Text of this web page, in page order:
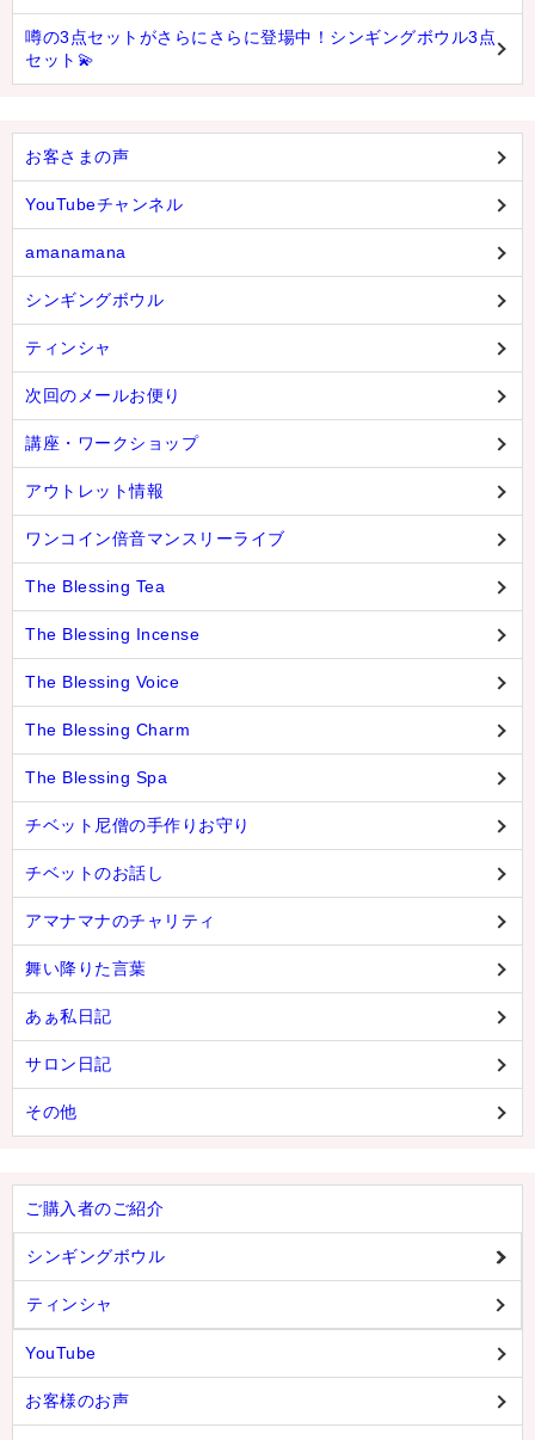
噂の3点セットがさらにさらに登場中！シンギングボウル3点
セット💫
お客さまの声
YouTubeチャンネル
amanamana
シンギングボウル
ティンシャ
次回のメールお便り
講座・ワークショップ
アウトレット情報
ワンコイン倍音マンスリーライブ
The Blessing Tea
The Blessing Incense
The Blessing Voice
The Blessing Charm
The Blessing Spa
チベット尼僧の手作りお守り
チベットのお話し
アマナマナのチャリティ
舞い降りた言葉
あぁ私日記
サロン日記
その他
ご購入者のご紹介
シンギングボウル
ティンシャ
YouTube
お客様のお声